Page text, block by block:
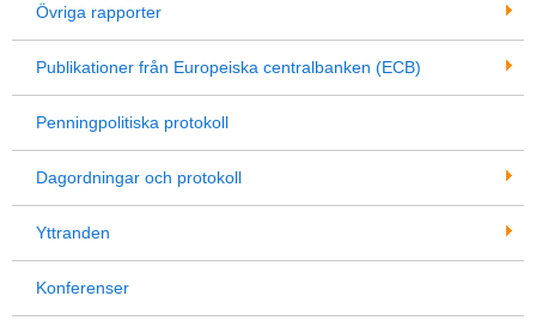
Övriga rapporter
Publikationer från Europeiska centralbanken (ECB)
Penningpolitiska protokoll
Dagordningar och protokoll
Yttranden
Konferenser